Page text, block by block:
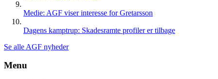
Medie: AGF viser interesse for Gretarsson
Dagens kamptrup: Skadesramte profiler er tilbage
Se alle AGF nyheder
Menu